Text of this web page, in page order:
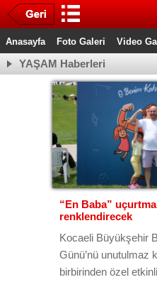
Anasayfa Foto Galeri Video
YAŞAM Haberleri
“En Baba”
renklendirecek
Kocaeli Büyükşehir
Günü’nü unutulmaz
birbirinden özel